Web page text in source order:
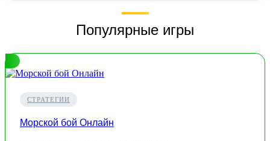
Популярные игры
СТРАТЕГИИ
Морской бой Онлайн